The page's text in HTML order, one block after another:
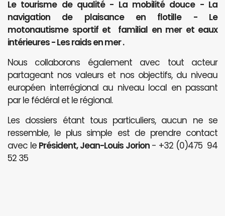
Le tourisme de qualité - La mobilité douce - La
navigation de plaisance en flotille - Le
motonautisme sportif et familial en mer et eaux
intérieures - Les raids en mer .
Nous collaborons également avec tout acteur
partageant nos valeurs et nos objectifs, du niveau
européen interrégional au niveau local en passant
par le fédéral et le régional.
Les dossiers étant tous particuliers, aucun ne se
ressemble, le plus simple est de prendre contact
avec le Président, Jean-Louis Jorion- +32 (0)475 94
52 35